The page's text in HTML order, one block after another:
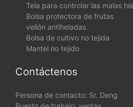
Tela para controlar las malas
Bolsa protectora de frutas
vellón antiheladas
Bolsa de cultivo no tejida
Mantel no tejido
Contáctenos
Persona de contacto: Sr. Deng